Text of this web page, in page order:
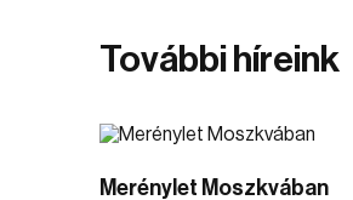
További híreink
Merénylet Moszkvában